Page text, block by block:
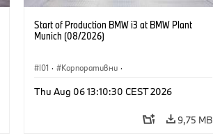
Start of Production BMW i3 at BMW Plant
Munich (08/2026)
I01 · Корпоративни ·
Локации
Thu Aug 06 13:10:30 CEST 2026
9,75 MB